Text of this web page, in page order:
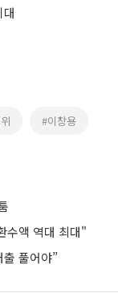
#이창용
수액 역대 최대"
풀어야”